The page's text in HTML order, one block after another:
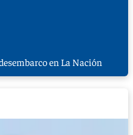
en La Nación